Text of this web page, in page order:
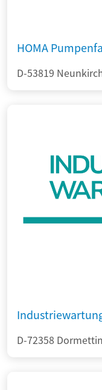
HOMA
D-53819
D-72358